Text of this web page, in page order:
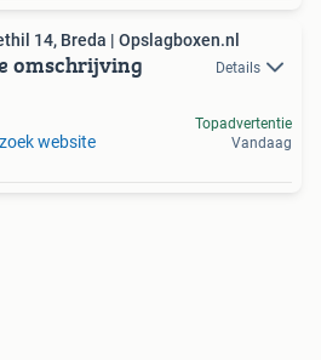
14, Breda | Opslagboxen.nl
omschrijving Details
website
Topadvertentie
Vandaag